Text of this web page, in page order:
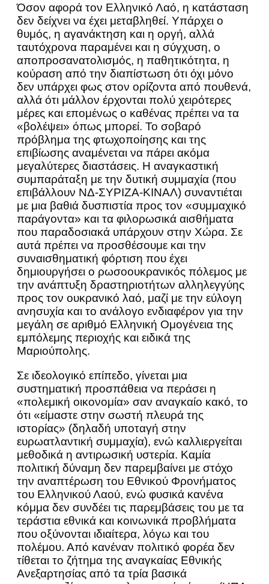
Όσον αφορά τον Ελληνικό Λαό, η κατάσταση
δεν δείχνει να έχει μεταβληθεί. Υπάρχει ο
θυμός, η αγανάκτηση και η οργή, αλλά
ταυτόχρονα παραμένει και η σύγχυση, ο
αποπροσανατολισμός, η παθητικότητα, η
κούραση από την διαπίστωση ότι όχι μόνο
δεν υπάρχει φως στον ορίζοντα από πουθενά,
αλλά ότι μάλλον έρχονται πολύ χειρότερες
μέρες και επομένως ο καθένας πρέπει να τα
«βολέψει» όπως μπορεί. Το σοβαρό
πρόβλημα της φτωχοποίησης και της
επιβίωσης αναμένεται να πάρει ακόμα
μεγαλύτερες διαστάσεις. Η αναγκαστική
συμπαράταξη με την δυτική συμμαχία (που
επιβάλλουν ΝΔ-ΣΥΡΙΖΑ-ΚΙΝΑΛ) συναντιέται
με μια βαθιά δυσπιστία προς τον «συμμαχικό
παράγοντα» και τα φιλορωσικά αισθήματα
που παραδοσιακά υπάρχουν στην Χώρα. Σε
αυτά πρέπει να προσθέσουμε και την
συναισθηματική φόρτιση που έχει
δημιουργήσει ο ρωσοουκρανικός πόλεμος με
την ανάπτυξη δραστηριοτήτων αλληλεγγύης
προς τον ουκρανικό λαό, μαζί με την εύλογη
ανησυχία και το ανάλογο ενδιαφέρον για την
μεγάλη σε αριθμό Ελληνική Ομογένεια της
εμπόλεμης περιοχής και ειδικά της
Μαριούπολης.
Σε ιδεολογικό επίπεδο, γίνεται μια
συστηματική προσπάθεια να περάσει η
«πολεμική οικονομία» σαν αναγκαίο κακό, το
ότι «είμαστε στην σωστή πλευρά της
ιστορίας» (δηλαδή υποταγή στην
ευρωατλαντική συμμαχία), ενώ καλλιεργείται
μεθοδικά η αντιρωσική υστερία. Καμία
πολιτική δύναμη δεν παρεμβαίνει με στόχο
την αναπτέρωση του Εθνικού Φρονήματος
του Ελληνικού Λαού, ενώ φυσικά κανένα
κόμμα δεν συνδέει τις παρεμβάσεις του με τα
τεράστια εθνικά και κοινωνικά προβλήματα
που οξύνονται ιδιαίτερα, λόγω και του
πολέμου. Από κανέναν πολιτικό φορέα δεν
τίθεται το ζήτημα της αναγκαίας Εθνικής
Ανεξαρτησίας από τα τρία βασικά